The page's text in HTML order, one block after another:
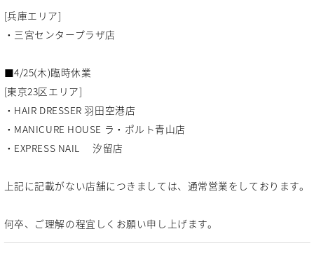
[兵庫エリア]
・三宮センタープラザ店
■4/25(木)臨時休業
[東京23区エリア]
・HAIR DRESSER 羽田空港店
・MANICURE HOUSE ラ・ポルト青山店
・EXPRESS NAIL 汐留店
上記に記載がない店舗につきましては、通常営業をしております。
何卒、ご理解の程宜しくお願い申し上げます。